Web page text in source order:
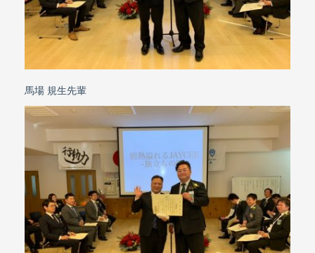
馬場 規生先輩